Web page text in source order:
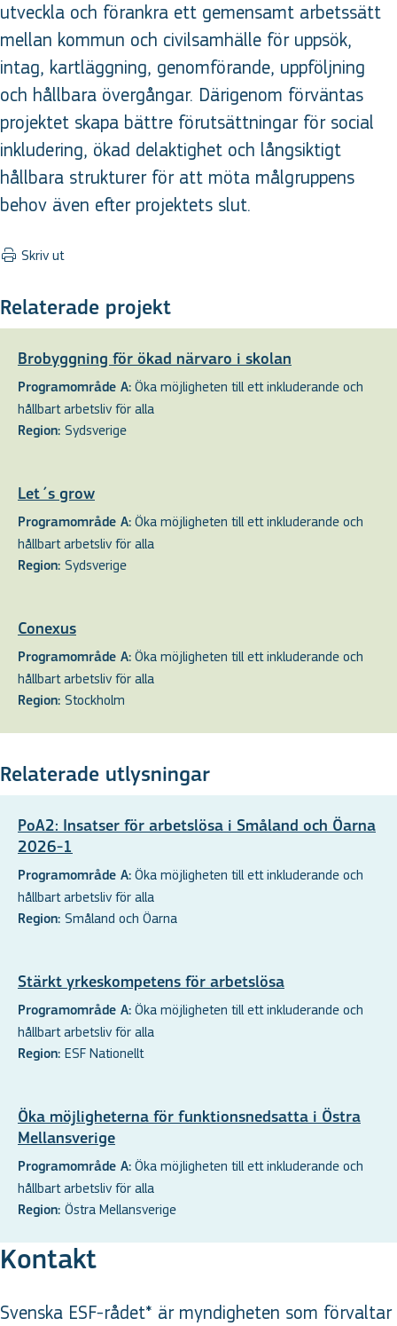
utveckla och förankra ett gemensamt arbetssätt
mellan kommun och civilsamhälle för uppsök,
intag, kartläggning, genomförande, uppföljning
och hållbara övergångar. Därigenom förväntas
projektet skapa bättre förutsättningar för social
inkludering, ökad delaktighet och långsiktigt
hållbara strukturer för att möta målgruppens
behov även efter projektets slut.
Skriv ut
Relaterade projekt
Brobyggning för ökad närvaro i skolan
Programområde A: Öka möjligheten till ett inkluderande och
hållbart arbetsliv för alla
Region: Sydsverige
Let´s grow
Programområde A: Öka möjligheten till ett inkluderande och
hållbart arbetsliv för alla
Region: Sydsverige
Conexus
Programområde A: Öka möjligheten till ett inkluderande och
hållbart arbetsliv för alla
Region: Stockholm
Relaterade utlysningar
PoA2: Insatser för arbetslösa i Småland och Öarna
2026-1
Programområde A: Öka möjligheten till ett inkluderande och
hållbart arbetsliv för alla
Region: Småland och Öarna
Stärkt yrkeskompetens för arbetslösa
Programområde A: Öka möjligheten till ett inkluderande och
hållbart arbetsliv för alla
Region: ESF Nationellt
Öka möjligheterna för funktionsnedsatta i Östra
Mellansverige
Programområde A: Öka möjligheten till ett inkluderande och
hållbart arbetsliv för alla
Region: Östra Mellansverige
Kontakt
Svenska ESF-rådet* är myndigheten som förvaltar